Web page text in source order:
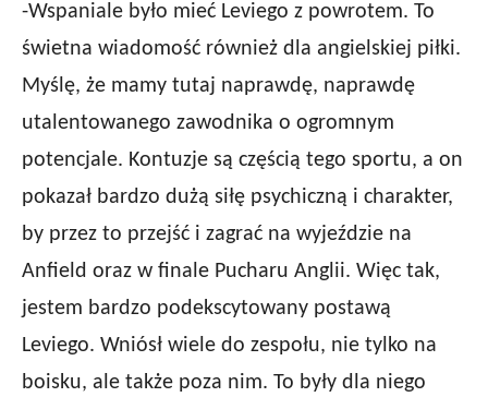
-Wspaniale było mieć Leviego z powrotem. To
świetna wiadomość również dla angielskiej piłki.
Myślę, że mamy tutaj naprawdę, naprawdę
utalentowanego zawodnika o ogromnym
potencjale. Kontuzje są częścią tego sportu, a on
pokazał bardzo dużą siłę psychiczną i charakter,
by przez to przejść i zagrać na wyjeździe na
Anfield oraz w finale Pucharu Anglii. Więc tak,
jestem bardzo podekscytowany postawą
Leviego. Wniósł wiele do zespołu, nie tylko na
boisku, ale także poza nim. To były dla niego